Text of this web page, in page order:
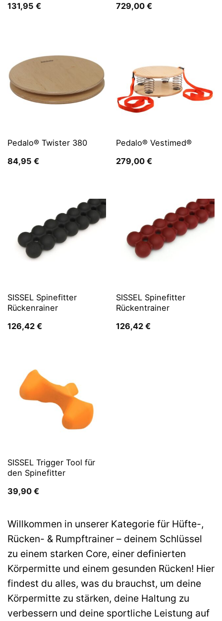
131,95 €
729,00 €
Pedalo® Twister 380
84,95 €
Pedalo® Vestimed®
279,00 €
SISSEL Spinefitter
Rückenrainer
126,42 €
SISSEL Spinefitter
Rückentrainer
126,42 €
SISSEL Trigger Tool für
den Spinefitter
39,90 €
Willkommen in unserer Kategorie für Hüfte-,
Rücken- & Rumpftrainer – deinem Schlüssel
zu einem starken Core, einer definierten
Körpermitte und einem gesunden Rücken! Hier
findest du alles, was du brauchst, um deine
Körpermitte zu stärken, deine Haltung zu
verbessern und deine sportliche Leistung auf